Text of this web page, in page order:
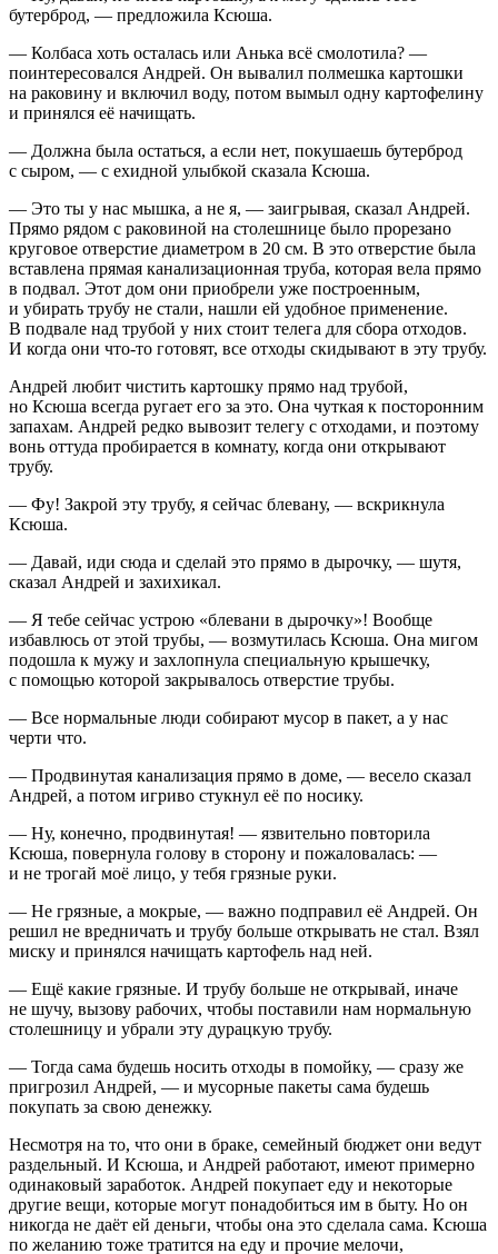
бутерброд, — предложила Ксюша.
— Колбаса хоть осталась или Анька всё смолотила? —
поинтересовался Андрей. Он вывалил полмешка картошки
на раковину и включил воду, потом вымыл одну картофелину
и принялся её начищать.
— Должна была остаться, а если нет, покушаешь бутерброд
с сыром, — с ехидной улыбкой сказала Ксюша.
— Это ты у нас мышка, а не я, — заигрывая, сказал Андрей.
Прямо рядом с раковиной на столешнице было прорезано
круговое отверстие диаметром в 20 см. В это отверстие была
вставлена прямая канализационная труба, которая вела прямо
в подвал. Этот дом они приобрели уже построенным,
и убирать трубу не стали, нашли ей удобное применение.
В подвале над трубой у них стоит телега для сбора отходов.
И когда они что-то готовят, все отходы скидывают в эту трубу.
Андрей любит чистить картошку прямо над трубой,
но Ксюша всегда ругает его за это. Она чуткая к посторонним
запахам. Андрей редко вывозит телегу с отходами, и поэтому
вонь оттуда пробирается в комнату, когда они открывают
трубу.
— Фу! Закрой эту трубу, я сейчас блевану, — вскрикнула
Ксюша.
— Давай, иди сюда и сделай это прямо в дырочку, — шутя,
сказал Андрей и захихикал.
— Я тебе сейчас устрою «блевани в дырочку»! Вообще
избавлюсь от этой трубы, — возмутилась Ксюша. Она мигом
подошла к мужу и захлопнула специальную крышечку,
с помощью которой закрывалось отверстие трубы.
— Все нормальные люди собирают мусор в пакет, а у нас
черти что.
— Продвинутая канализация прямо в доме, — весело сказал
Андрей, а потом игриво стукнул её по носику.
— Ну, конечно, продвинутая! — язвительно повторила
Ксюша, повернула голову в сторону и пожаловалась: —
и не трогай моё лицо, у тебя грязные руки.
— Не грязные, а мокрые, — важно подправил её Андрей. Он
решил не вредничать и трубу больше открывать не стал. Взял
миску и принялся начищать картофель над ней.
— Ещё какие грязные. И трубу больше не открывай, иначе
не шучу, вызову рабочих, чтобы поставили нам нормальную
столешницу и убрали эту дурацкую трубу.
— Тогда сама будешь носить отходы в помойку, — сразу же
пригрозил Андрей, — и мусорные пакеты сама будешь
покупать за свою денежку.
Несмотря на то, что они в браке, семейный бюджет они ведут
раздельный. И Ксюша, и Андрей работают, имеют примерно
одинаковый заработок. Андрей покупает еду и некоторые
другие вещи, которые могут понадобиться им в быту. Но он
никогда не даёт ей деньги, чтобы она это сделала сама. Ксюша
по желанию тоже тратится на еду и прочие мелочи,